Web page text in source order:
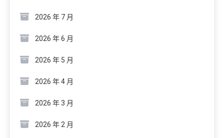
2026 年 7 月
2026 年 6 月
2026 年 5 月
2026 年 4 月
2026 年 3 月
2026 年 2 月